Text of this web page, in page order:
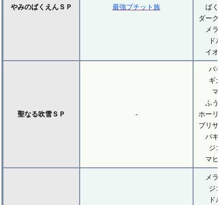
やみのばくえんＳＰ 最強プチット族
ば
ダー
メ
ド
イ
聖なる吹雪ＳＰ -
バ
ギ
ふ
ホー
ブリ
バ
ジ
マ
メ
ジ
ド